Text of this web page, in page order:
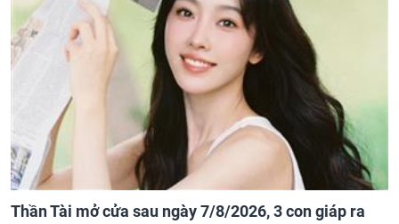
Thần Tài mở cửa sau ngày 7/8/2026, 3 con giáp ra